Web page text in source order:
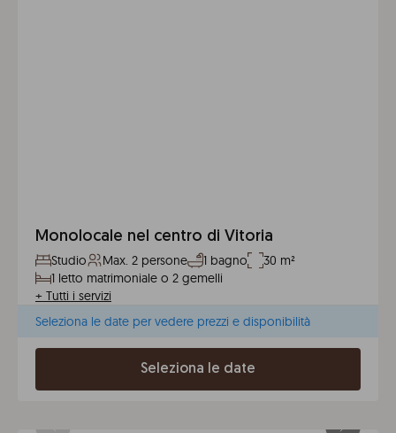
Monolocale nel centro di Vitoria
Studio Max. 2 persone 1 bagno
30 m²
1 letto matrimoniale o 2 gemelli
+ Tutti i servizi
Seleziona le date per vedere prezzi e disponibilità
Seleziona le date